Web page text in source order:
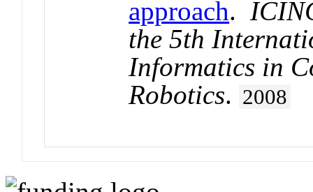
approach.
the 5th
Informatics in
Robotics. 2008